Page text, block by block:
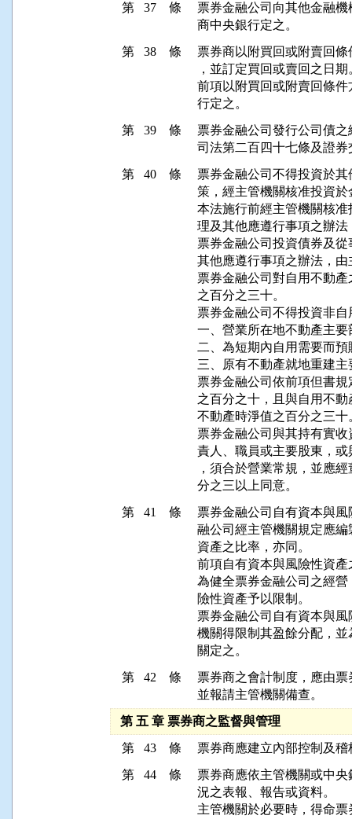
第 37 條
票券金融公司向其他金融
商中央銀行定之。
第 38 條
票券商以附買回或附賣回
，並訂定買回或賣回之日期
前項以附買回或附賣回條
行定之。
第 39 條
票券金融公司發行公司債
司法第二百四十七條及證
第 40 條
票券金融公司不得投資於
策，經主管機關核准投資
本法施行前經主管機關核
理及其他應遵行事項之辦
票券金融公司投資債券及
其他應遵行事項之辦法，
票券金融公司對自用不動
之百分之三十。
票券金融公司不得投資非
一、營業所在地不動產主
二、為短期內自用需要而預
三、原有不動產就地重建
票券金融公司依前項但書
之百分之十，且與自用不
不動產時淨值之百分之三十
票券金融公司與其持有實
責人、職員或主要股東，
，須合於營業常規，並應
分之三以上同意。
第 41 條
票券金融公司自有資本與
融公司經主管機關規定應
資產之比率，亦同。
前項自有資本與風險性資
為健全票券金融公司之經
險性資產予以限制。
票券金融公司自有資本與
機關得限制其盈餘分配，
關定之。
第 42 條
票券商之會計制度，應由
並報請主管機關備查。
第 五 章 票券商之監督與管理
第 43 條
票券商應建立內部控制及
第 44 條
票券商應依主管機關或中
況之表報、報告或資料。
主管機關於必要時，得命